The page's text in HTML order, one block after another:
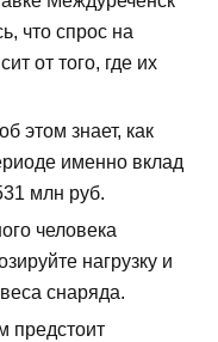
что спрос на
от того, где их
этом знает, как
именно вклад
млн руб.
человека
нагрузку и
снаряда.
предстоит